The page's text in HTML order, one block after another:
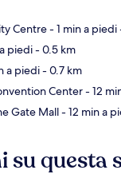
Centre- 1 min a piedi
piedi- 0.5 km
a piedi- 0.7 km
Center- 12
Gate Mall- 12 min a
su questa